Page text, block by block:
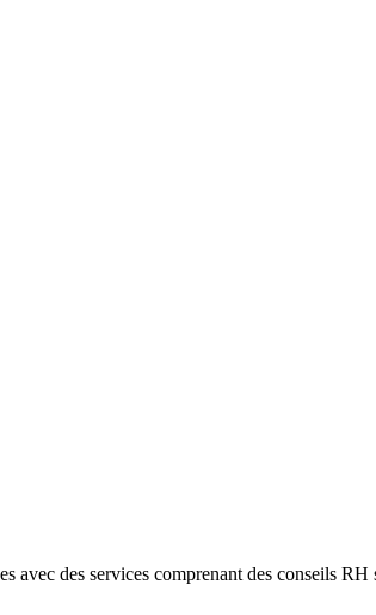
avec des services comprenant des conseils